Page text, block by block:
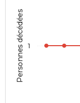
Personnes décédées 1